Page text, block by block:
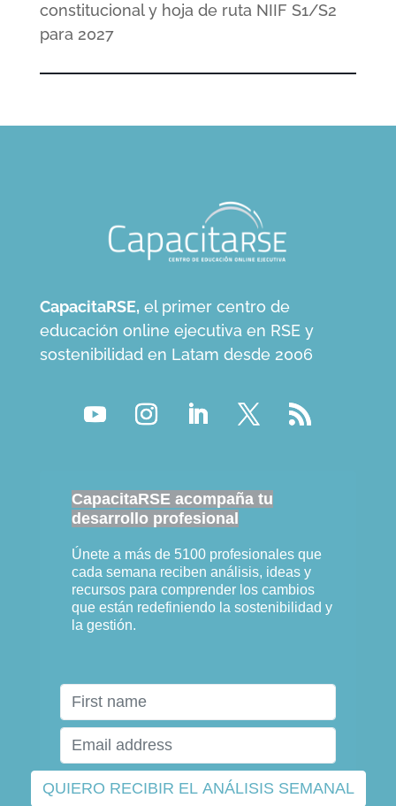
constitucional y hoja de ruta NIIF S1/S2
para 2027
CapacitaRSE, el primer centro de
educación online ejecutiva en RSE y
sostenibilidad en Latam desde 2006
CapacitaRSE acompaña tu
desarrollo profesional
Únete a más de 5100 profesionales que
cada semana reciben análisis, ideas y
recursos para comprender los cambios
que están redefiniendo la sostenibilidad y
la gestión.